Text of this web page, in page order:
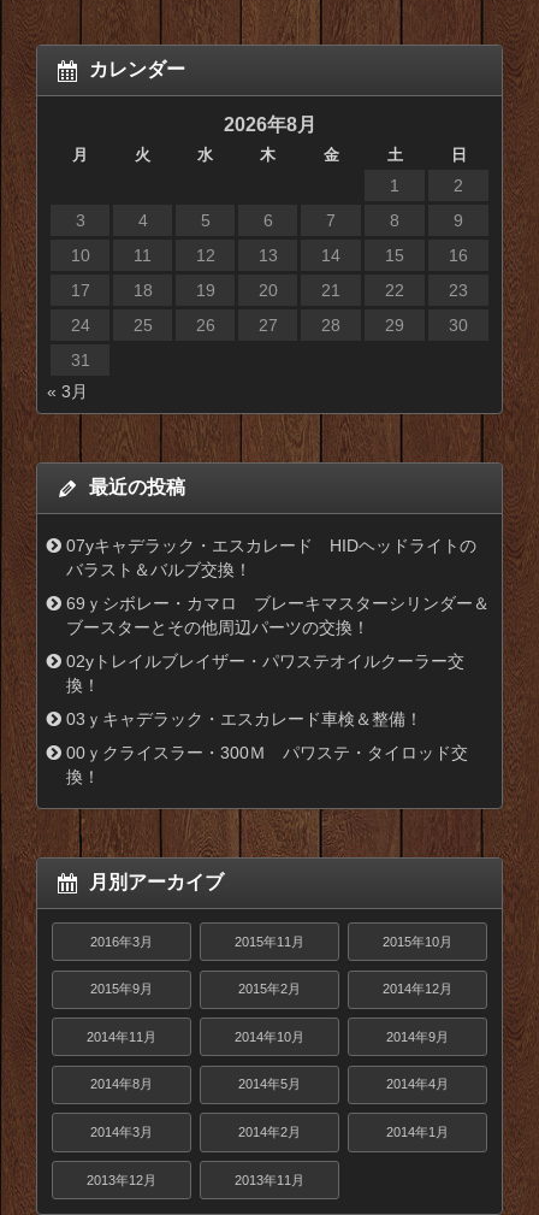
カレンダー
2026年8月
月 火 水 木 金 土 日
1
2
3
4 5 6 7 8
9
10
11 12 13 14 15
16
17
18 19 20 21 22
23
24
25 26 27 28 29
30
31
« 3月
最近の投稿
07yキャデラック・エスカレード HIDヘッドライトの
バラスト＆バルブ交換！
69ｙシボレー・カマロ ブレーキマスターシリンダー＆
ブースターとその他周辺パーツの交換！
02yトレイルブレイザー・パワステオイルクーラー交
換！
03ｙキャデラック・エスカレード車検＆整備！
00ｙクライスラー・300Ｍ パワステ・タイロッド交
換！
月別アーカイブ
2016年3月 2015年11月 2015年10月
2015年9月 2015年2月 2014年12月
2014年11月 2014年10月 2014年9月
2014年8月 2014年5月 2014年4月
2014年3月 2014年2月 2014年1月
2013年12月 2013年11月